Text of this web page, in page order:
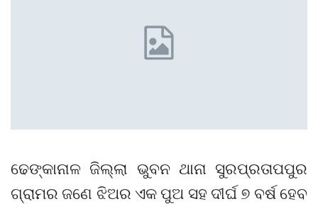
ଢେଙ୍କାନାଳ ଜିଲ୍ଲା ଭୁବନ ଥାନା ସୁରପ୍ରତାପପୁର
ଗ୍ରାମର ଜଣେ ଝିଅର ଏକ ପୁଅ ସହ ଦୀର୍ଘ ୭ ବର୍ଷ ହେବ